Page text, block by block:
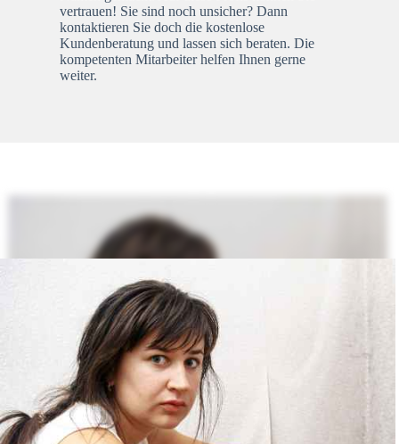
vertrauen! Sie sind noch unsicher? Dann
kontaktieren Sie doch die kostenlose
Kundenberatung und lassen sich beraten. Die
kompetenten Mitarbeiter helfen Ihnen gerne
weiter.